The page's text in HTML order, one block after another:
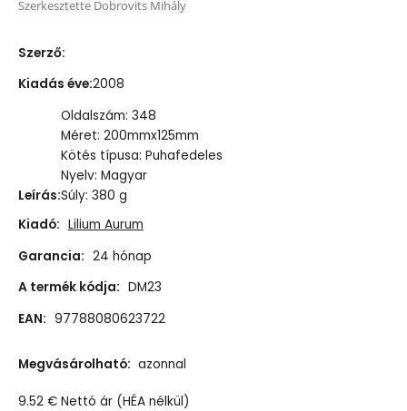
Szerkesztette Dobrovits Mihály
Szerző:
Kiadás éve:2008
Leírás:
Oldalszám: 348
Méret: 200mmx125mm
Kötés típusa: Puhafedeles
Nyelv: Magyar
Súly: 380 g
Kiadó: Lilium Aurum
Garancia: 24 hónap
A termék kódja: DM23
EAN: 97788080623722
Megvásárolható: azonnal
9.52€ Nettó ár (HÉA nélkül)